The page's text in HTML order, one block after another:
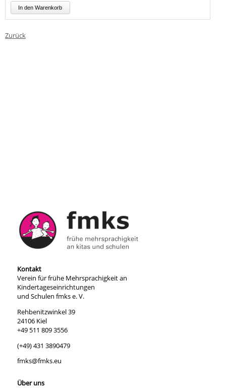
Zurück
Kontakt
Verein für frühe Mehrsprachigkeit an
Kindertageseinrichtungen
und Schulen fmks e. V.
Rehbenitzwinkel 39
24106 Kiel
+49 511 809 3556
(+49) 431 3890479
fmks@fmks.eu
Über uns